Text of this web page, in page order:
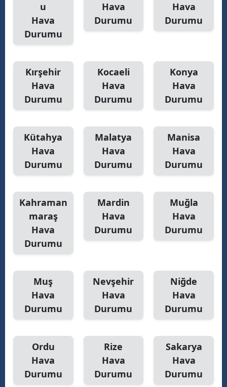
u
Hava
Durumu
Hava
Durumu
Hava
Durumu
Kırşehir
Hava
Durumu
Kocaeli
Hava
Durumu
Konya
Hava
Durumu
Kütahya
Hava
Durumu
Malatya
Hava
Durumu
Manisa
Hava
Durumu
Kahraman
maraş
Hava
Durumu
Mardin
Hava
Durumu
Muğla
Hava
Durumu
Muş
Hava
Durumu
Nevşehir
Hava
Durumu
Niğde
Hava
Durumu
Ordu
Hava
Durumu
Rize
Hava
Durumu
Sakarya
Hava
Durumu